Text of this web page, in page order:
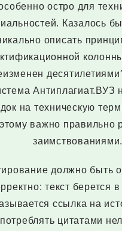
остро для
Казалось
описать
Антиплагиат.ВУЗ
на техническую
важно правильно
заимствованиями.
должно быть
текст берется
ссылка на
цитатами